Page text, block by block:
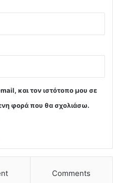
και τον ιστότοπο μου σε
φορά που θα σχολιάσω.
Comments